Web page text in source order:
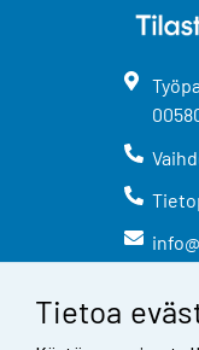
Tietoa